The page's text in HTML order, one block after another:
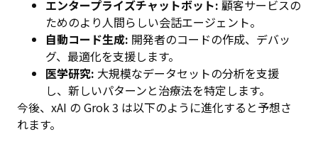
エンタープライズチャットボット: 顧客サービスの
ためのより人間らしい会話エージェント。
自動コード生成: 開発者のコードの作成、デバッ
グ、最適化を支援します。
医学研究: 大規模なデータセットの分析を支援
し、新しいパターンと治療法を特定します。
今後、xAI の Grok 3 は以下のように進化すると予想さ
れます。